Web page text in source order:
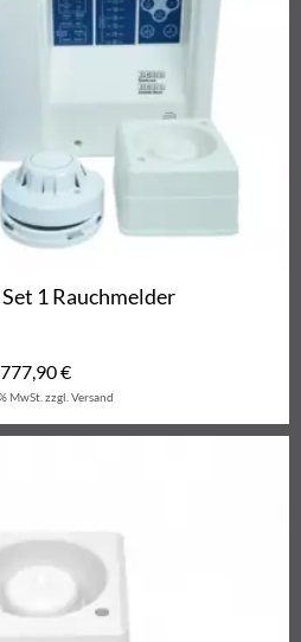
1 Rauchmelder
MwSt. zzgl. Versand
777,90€